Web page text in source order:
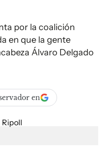
por la coalición
en que la gente
Álvaro Delgado
en